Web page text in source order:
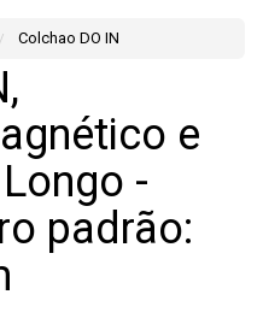
Colchao DO IN
e
-
padrão: